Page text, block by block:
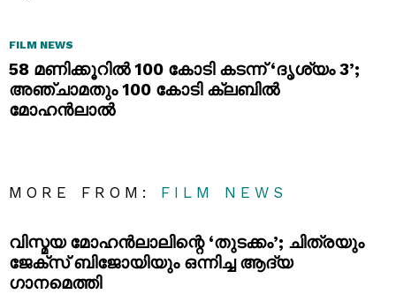
FILM NEWS
58 മണിക്കൂറിൽ 100 കോടി കടന്ന് ‘ദൃശ്യം 3’;
അഞ്ചാമതും 100 കോടി ക്ലബിൽ
മോഹൻലാൽ
MORE FROM: FILM NEWS
വിസ്മയ മോഹൻലാലിന്റെ ‘തുടക്കം’; ചിത്രയും
ജേക്സ് ബിജോയിയും ഒന്നിച്ച ആദ്യ
ഗാനമെത്തി